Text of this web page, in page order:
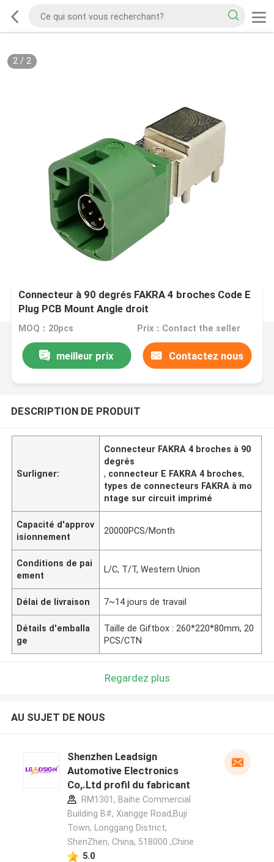
2/ 2
Connecteur à 90 degrés FAKRA 4 broches Code E
Plug PCB Mount Angle droit
MOQ：20pcs Prix：Contact the seller
meilleur prix Contactez nous
DESCRIPTION DE PRODUIT
Surligner:
Connecteur FAKRA 4 broches à 90
degrés
, connecteur E FAKRA 4 broches,
types de connecteurs FAKRA à mo
ntage sur circuit imprimé
Capacité d'approv
isionnement
20000PCS/Month
Conditions de pai
ement
L/C, T/T, Western Union
Délai de livraison 7~14 jours de travail
Détails d'emballa
ge
Taille de Giftbox : 260*220*80mm, 20
PCS/CTN
Regardez plus
AU SUJET DE NOUS
Shenzhen Leadsign
Automotive Electronics
Co,.Ltd profil du fabricant
RM1301, Baihe Commercial
Building B#, Xiangge Road,Buji
Town, Longgang District,
ShenZhen, China, 518000 ,Chine
5.0